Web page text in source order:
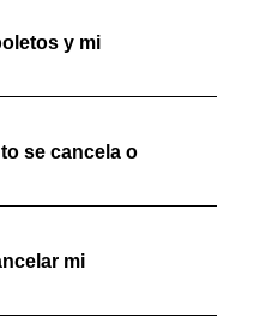
y mi
se cancela o
mi